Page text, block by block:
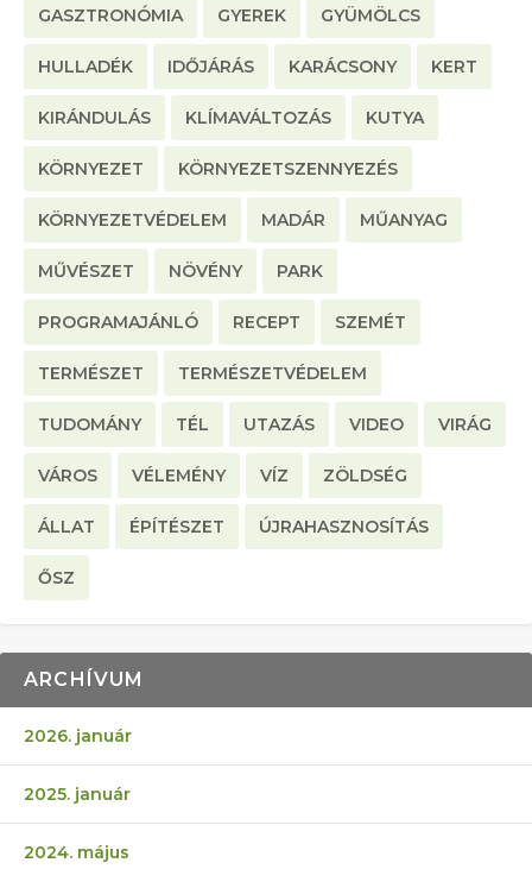
GASZTRONÓMIA GYEREK GYÜMÖLCS
HULLADÉK IDŐJÁRÁS KARÁCSONY KERT
KIRÁNDULÁS KLÍMAVÁLTOZÁS KUTYA
KÖRNYEZET KÖRNYEZETSZENNYEZÉS
KÖRNYEZETVÉDELEM MADÁR MŰANYAG
MŰVÉSZET NÖVÉNY PARK
PROGRAMAJÁNLÓ RECEPT SZEMÉT
TERMÉSZET TERMÉSZETVÉDELEM
TUDOMÁNY TÉL UTAZÁS VIDEO VIRÁG
VÁROS VÉLEMÉNY VÍZ ZÖLDSÉG
ÁLLAT ÉPÍTÉSZET ÚJRAHASZNOSÍTÁS
ŐSZ
ARCHÍVUM
2026. január
2025. január
2024. május